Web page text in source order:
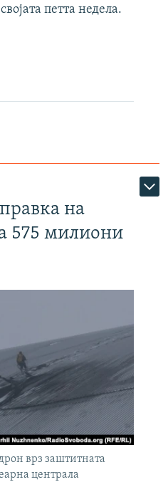
петта недела.
на
575 милиони
врз заштитната
централа